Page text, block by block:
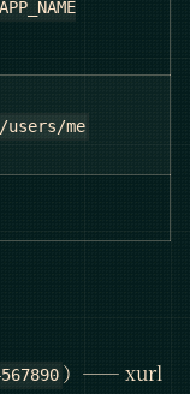
me
）—— xurl